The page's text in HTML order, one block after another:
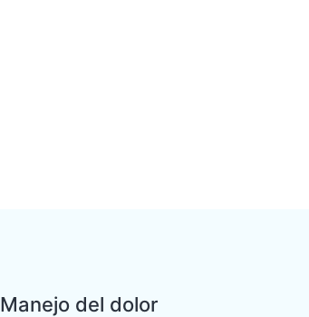
Manejo del dolor